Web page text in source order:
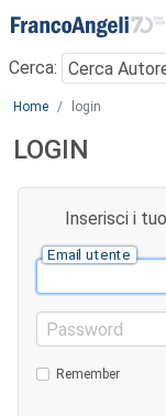
Menu
Cerca:
Main content
Home login
LOGIN
Inserisci i
Email utente
Password
Remember